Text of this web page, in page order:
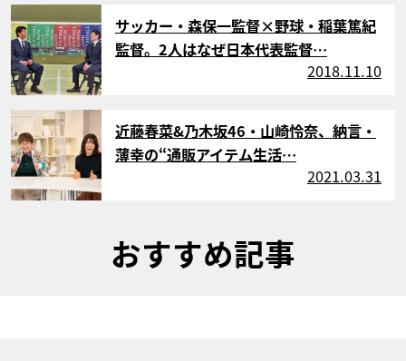
サムネイル
サッカー・森保一監督×野球・稲葉篤紀
監督。2人はなぜ日本代表監督…
2018.11.10
サムネイル
近藤春菜&乃木坂46・山崎怜奈、納言・
薄幸の“通販アイテム生活…
2021.03.31
おすすめ記事